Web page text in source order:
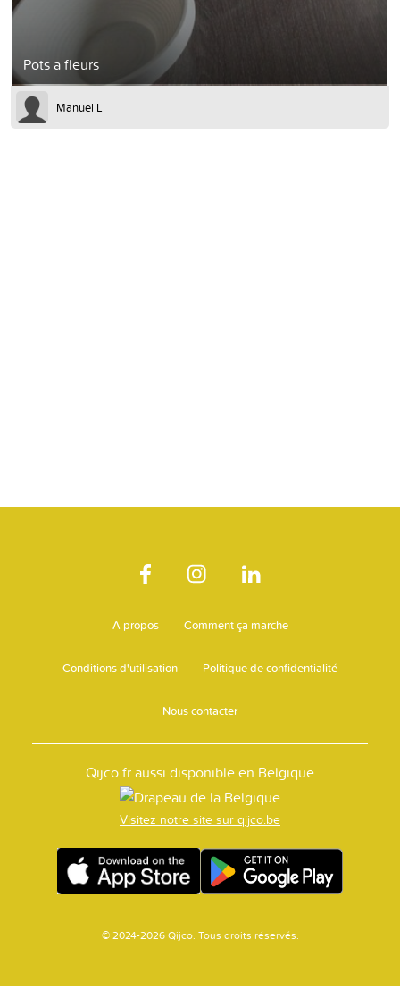
Pots a fleurs
Manuel L
A propos Comment ça marche
Conditions d'utilisation Politique de confidentialité
Nous contacter
Qijco.fr aussi disponible en Belgique
Visitez notre site sur qijco.be
© 2024-2026 Qijco. Tous droits réservés.